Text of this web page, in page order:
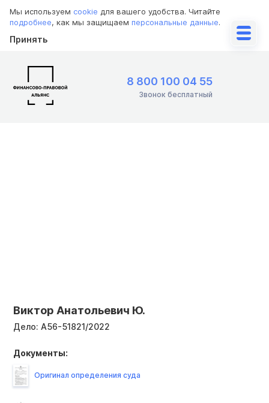
Мы используем cookie для вашего удобства. Читайте
подробнее, как мы защищаем персональные данные.
Принять
8 800 100 04 55
Звонок бесплатный
Виктор Анатольевич Ю.
Дело: А56-51821/2022
Документы:
Оригинал определения суда